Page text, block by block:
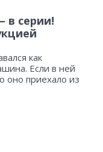
в серии!
как
Если в ней
оно приехало из